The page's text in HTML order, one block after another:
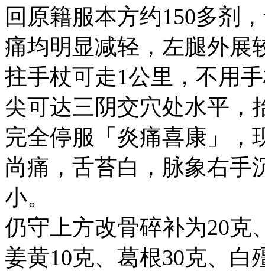
回原籍服本方约150多剂
痛均明显减轻，左腿外展
拄手杖可走1公里，不用
尖可达三阴交穴处水平，
完全停服「炎痛喜康」，
尚痛，舌苔白，脉象右手
小。
仍守上方改骨碎补为20克
姜黄10克、葛根30克、白